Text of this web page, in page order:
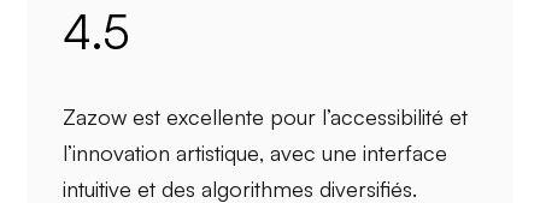
4.5
Zazow est excellente pour l’accessibilité et
l’innovation artistique, avec uneinterface
intuitive et desalgorithmes diversifiés.